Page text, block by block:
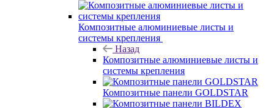
Композитные алюминиевые листы и
системы крепления
Назад
Композитные алюминиевые листы и
системы крепления
Композитные панели GOLDSTAR